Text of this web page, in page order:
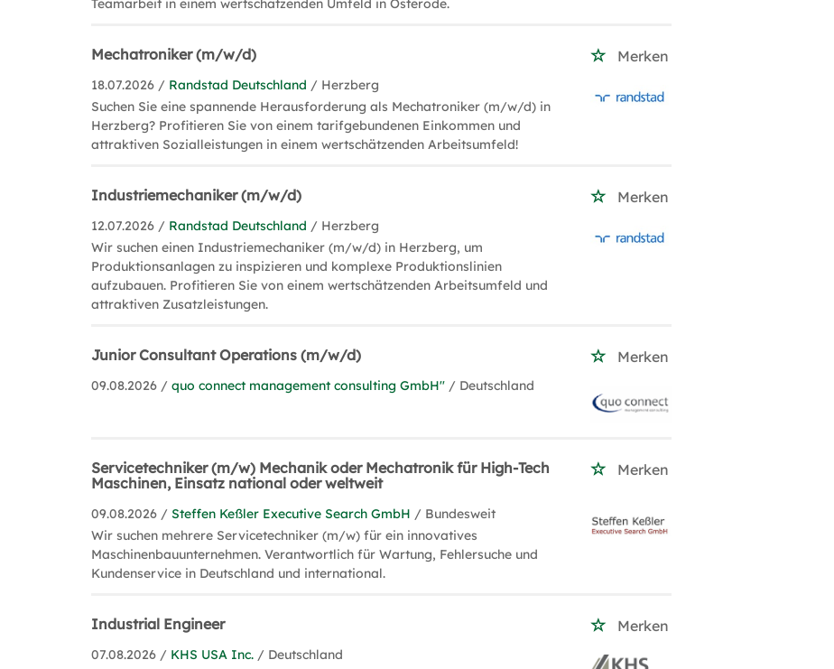
Teamarbeit in einem wertschätzenden Umfeld in Osterode.
Mechatroniker (m/w/d) Merken
18.07.2026 / Randstad Deutschland / Herzberg
Suchen Sie eine spannende Herausforderung als Mechatroniker (m/w/d) in
Herzberg? Profitieren Sie von einem tarifgebundenen Einkommen und
attraktiven Sozialleistungen in einem wertschätzenden Arbeitsumfeld!
Industriemechaniker (m/w/d) Merken
12.07.2026 / Randstad Deutschland / Herzberg
Wir suchen einen Industriemechaniker (m/w/d) in Herzberg, um
Produktionsanlagen zu inspizieren und komplexe Produktionslinien
aufzubauen. Profitieren Sie von einem wertschätzenden Arbeitsumfeld und
attraktiven Zusatzleistungen.
Junior Consultant Operations (m/w/d) Merken
09.08.2026 /quo connect management consulting GmbH'' / Deutschland
Servicetechniker (m/w) Mechanik oder Mechatronik für High-Tech
Maschinen, Einsatz national oder weltweit
Merken
09.08.2026 /Steffen Keßler Executive Search GmbH / Bundesweit
Wir suchen mehrere Servicetechniker (m/w) für ein innovatives
Maschinenbauunternehmen. Verantwortlich für Wartung, Fehlersuche und
Kundenservice in Deutschland und international.
Industrial Engineer Merken
07.08.2026 / KHS USA Inc. / Deutschland